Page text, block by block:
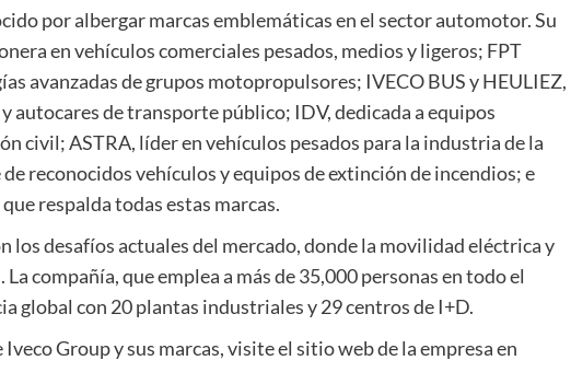
por albergar marcas emblemáticas en el sector automotor. Su
en vehículos comerciales pesados, medios y ligeros; FPT
avanzadas de grupos motopropulsores; IVECO BUS y HEULIEZ,
autocares de transporte público; IDV, dedicada a equipos
civil; ASTRA, líder en vehículos pesados para la industria de la
reconocidos vehículos y equipos de extinción de incendios; e
respalda todas estas marcas.
los desafíos actuales del mercado, donde la movilidad eléctrica y
compañía, que emplea a más de 35,000 personas en todo el
global con 20 plantas industriales y 29 centros de I+D.
Group y sus marcas, visite el sitio web de la empresa en